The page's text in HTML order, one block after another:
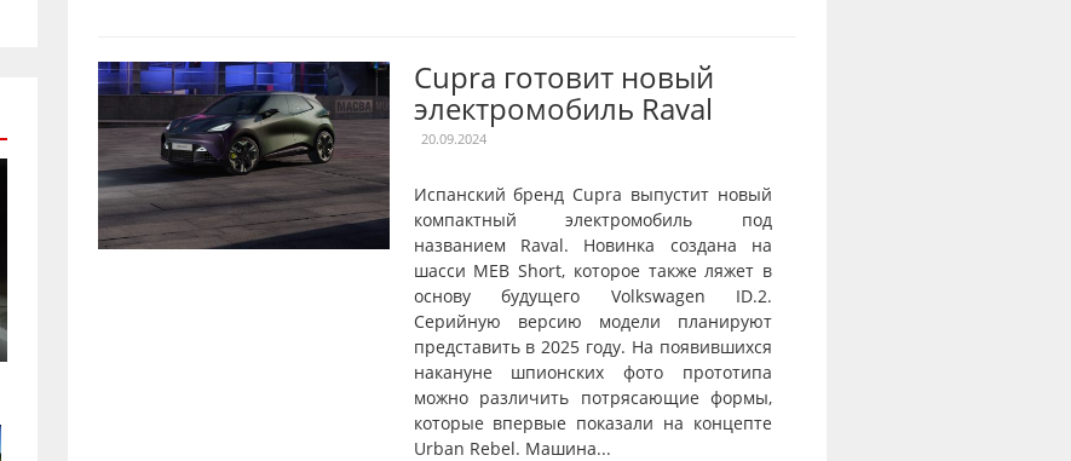
Cupra готовит новый
электромобиль Raval
20.09.2024
Испанский бренд Cupra выпустит новый
компактный электромобиль под
названием Raval. Новинка создана на
шасси MEB Short, которое также ляжет в
основу будущего Volkswagen ID.2.
Серийную версию модели планируют
представить в 2025 году. На появившихся
накануне шпионских фото прототипа
можно различить потрясающие формы,
которые впервые показали на концепте
Urban Rebel. Машина...